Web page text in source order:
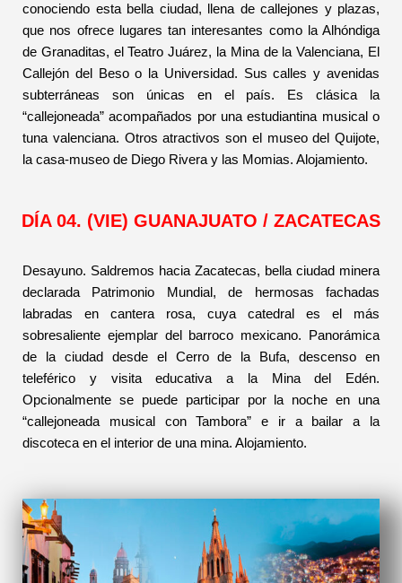
conociendo esta bella ciudad, llena de callejones y plazas,
que nos ofrece lugares tan interesantes como la Alhóndiga
de Granaditas, el Teatro Juárez, la Mina de la Valenciana, El
Callejón del Beso o la Universidad. Sus calles y avenidas
subterráneas son únicas en el país. Es clásica la
“callejoneada” acompañados por una estudiantina musical o
tuna valenciana. Otros atractivos son el museo del Quijote,
la casa-museo de Diego Rivera y las Momias. Alojamiento.
DÍA 04. (VIE) GUANAJUATO / ZACATECAS
Desayuno. Saldremos hacia Zacatecas, bella ciudad minera
declarada Patrimonio Mundial, de hermosas fachadas
labradas en cantera rosa, cuya catedral es el más
sobresaliente ejemplar del barroco mexicano. Panorámica
de la ciudad desde el Cerro de la Bufa, descenso en
teleférico y visita educativa a la Mina del Edén.
Opcionalmente se puede participar por la noche en una
“callejoneada musical con Tambora” e ir a bailar a la
discoteca en el interior de una mina. Alojamiento.